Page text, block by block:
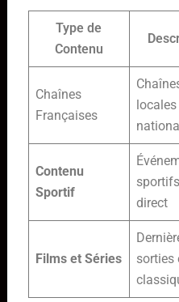
Type de
Contenu
Chaînes
Françaises
Contenu
Sportif
direct
Films et Séries
sorties